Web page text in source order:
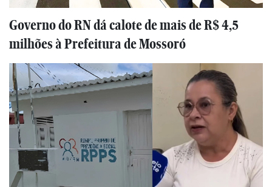
Governo do RN dá calote de mais de R$ 4,5
milhões à Prefeitura de Mossoró